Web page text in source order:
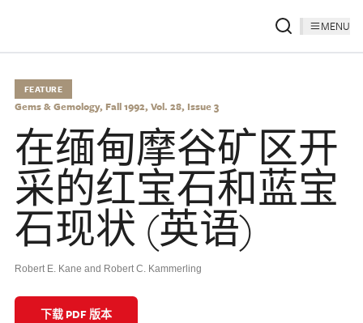
MENU
FEATURE
Gems & Gemology, Fall 1992, Vol. 28, Issue 3
在缅甸摩谷矿区开
采的红宝石和蓝宝
石现状 (英语)
Robert E. Kane and Robert C. Kammerling
下载 PDF 版本